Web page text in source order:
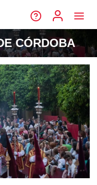
CÓRDOBA